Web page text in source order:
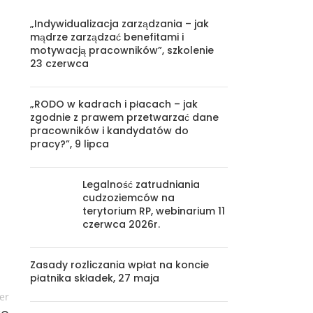
„Indywidualizacja zarządzania – jak
mądrze zarządzać benefitami i
motywacją pracowników”, szkolenie
23 czerwca
„RODO w kadrach i płacach – jak
zgodnie z prawem przetwarzać dane
pracowników i kandydatów do
pracy?”, 9 lipca
Legalność zatrudniania
cudzoziemców na
terytorium RP, webinarium 11
czerwca 2026r.
Zasady rozliczania wpłat na koncie
płatnika składek, 27 maja